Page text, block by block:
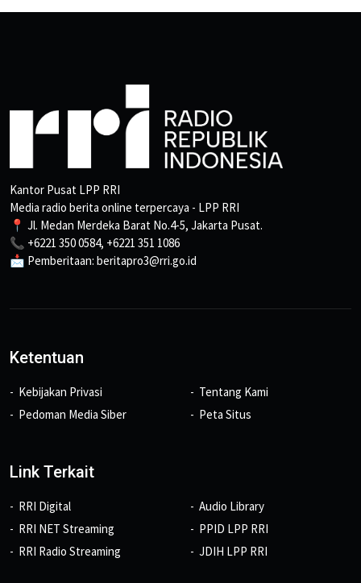
Kantor Pusat LPP RRI
Media radio berita online terpercaya - LPP RRI
📍 Jl. Medan Merdeka Barat No.4-5, Jakarta Pusat.
📞 +6221 350 0584, +6221 351 1086
📩 Pemberitaan: beritapro3@rri.go.id
Ketentuan
Kebijakan Privasi
Pedoman Media Siber
Tentang Kami
Peta Situs
Link Terkait
RRI Digital
RRI NET Streaming
RRI Radio Streaming
Audio Library
PPID LPP RRI
JDIH LPP RRI